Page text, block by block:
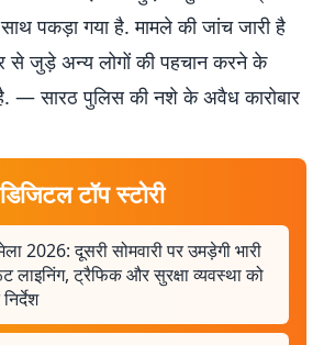
पकड़ा गया है. मामले की जांच जारी है
से जुड़े अन्य लोगों की पहचान करने के
— सारठ पुलिस की नशे के अवैध कारोबार
टॉप स्टोरी
2026: दूसरी सोमवारी पर उमड़ेगी भारी
लाइनिंग, ट्रैफिक और सुरक्षा व्यवस्था को